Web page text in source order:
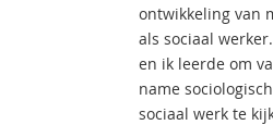
ontwikkeling van
als sociaal
en ik leerde om
name
sociaal werk te